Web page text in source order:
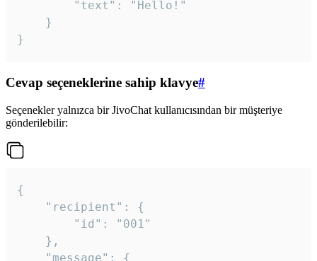
}
Cevap seçeneklerine sahip klavye#
Seçenekler yalnızca bir JivoChat kullanıcısından bir müşteriye
gönderilebilir:
{